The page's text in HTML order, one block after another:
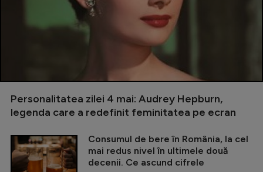
Personalitatea zilei 4 mai: Audrey Hepburn,
legenda care a redefinit feminitatea pe ecran
Consumul de bere în România, la cel
mai redus nivel în ultimele două
decenii. Ce ascund cifrele